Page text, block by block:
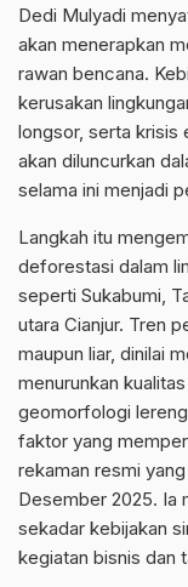
Dedi Mulyadi
akan menerapkan
rawan bencana.
kerusakan
longsor, serta krisis
akan diluncurkan
selama ini menjadi
Langkah itu
deforestasi dalam
seperti Sukabumi,
utara Cianjur. Tren
maupun liar, dinilai
menurunkan
geomorfologi
faktor yang
rekaman resmi
Desember 2025. Ia
sekadar kebijakan
kegiatan bisnis dan